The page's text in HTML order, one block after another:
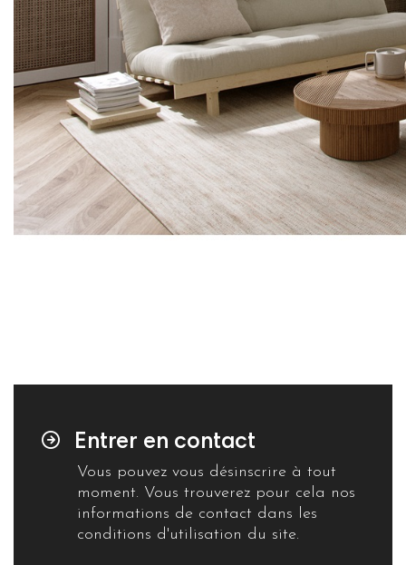
Entrer en contact
Vous pouvez vous désinscrire à tout
moment. Vous trouverez pour cela nos
informations de contact dans les
conditions d'utilisation du site.